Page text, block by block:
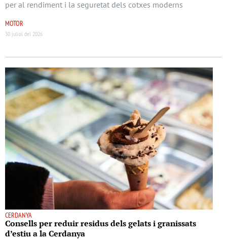
per al rendiment i la seguretat dels cotxes moderns
MOTOR
30 juliol del 2026
CERDANYA
Consells per reduir residus dels gelats i granissats
d’estiu a la Cerdanya